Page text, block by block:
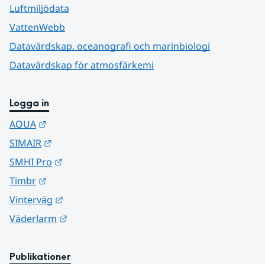
Luftmiljödata
VattenWebb
Datavärdskap, oceanografi och marinbiologi
Datavärdskap för atmosfärkemi
Logga in
AQUA
SIMAIR
SMHI Pro
Timbr
Vinterväg
Väderlarm
Publikationer